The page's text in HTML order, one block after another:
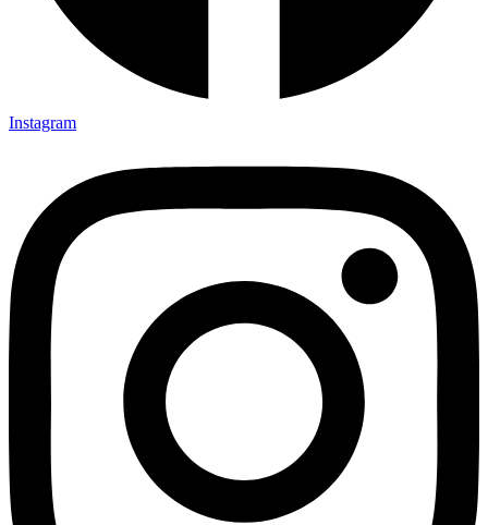
Instagram